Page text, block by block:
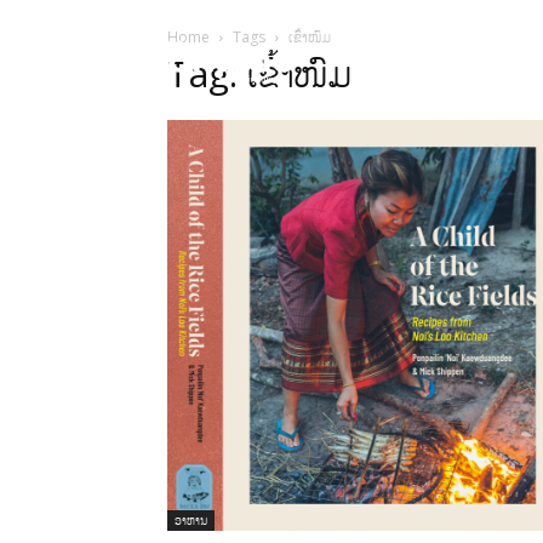
Home Tags ເຂົ້າໜົມ
Tag: ເຂົ້າໜົມ
ອາຫານ